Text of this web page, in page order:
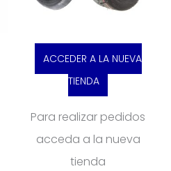
ACCEDER A LA NUEVA
TIENDA
Para realizar pedidos
acceda a la nueva
tienda